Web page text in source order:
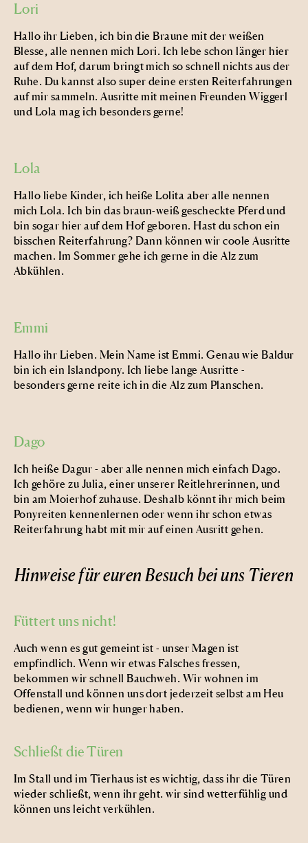
Lori
Hallo ihr Lieben, ich bin die Braune mit der weißen
Blesse, alle nennen mich Lori. Ich lebe schon länger hier
auf dem Hof, darum bringt mich so schnell nichts aus der
Ruhe. Du kannst also super deine ersten Reiterfahrungen
auf mir sammeln. Ausritte mit meinen Freunden Wiggerl
und Lola mag ich besonders gerne!
Lola
Hallo liebe Kinder, ich heiße Lolita aber alle nennen
mich Lola. Ich bin das braun-weiß gescheckte Pferd und
bin sogar hier auf dem Hof geboren. Hast du schon ein
bisschen Reiterfahrung? Dann können wir coole Ausritte
machen. Im Sommer gehe ich gerne in die Alz zum
Abkühlen.
Emmi
Hallo ihr Lieben. Mein Name ist Emmi. Genau wie Baldur
bin ich ein Islandpony. Ich liebe lange Ausritte -
besonders gerne reite ich in die Alz zum Planschen.
Dago
Ich heiße Dagur - aber alle nennen mich einfach Dago.
Ich gehöre zu Julia, einer unserer Reitlehrerinnen, und
bin am Moierhof zuhause. Deshalb könnt ihr mich beim
Ponyreiten kennenlernen oder wenn ihr schon etwas
Reiterfahrung habt mit mir auf einen Ausritt gehen.
Hinweise für euren Besuch bei uns Tieren
Füttert uns nicht!
Auch wenn es gut gemeint ist - unser Magen ist
empfindlich. Wenn wir etwas Falsches fressen,
bekommen wir schnell Bauchweh. Wir wohnen im
Offenstall und können uns dort jederzeit selbst am Heu
bedienen, wenn wir hunger haben.
Schließt die Türen
Im Stall und im Tierhaus ist es wichtig, dass ihr die Türen
wieder schließt, wenn ihr geht. wir sind wetterfühlig und
können uns leicht verkühlen.